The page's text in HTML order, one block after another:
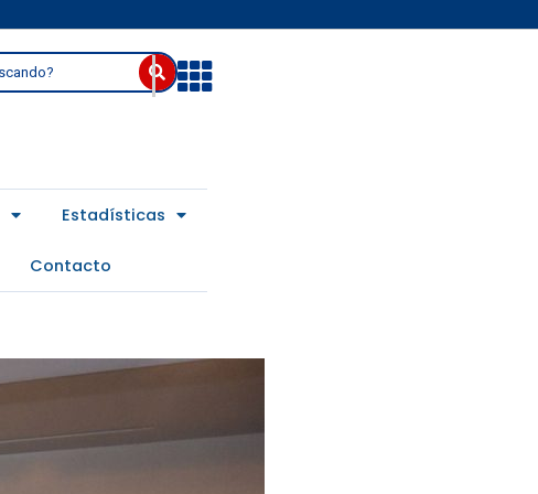
Abrir
Estadísticas
Contacto